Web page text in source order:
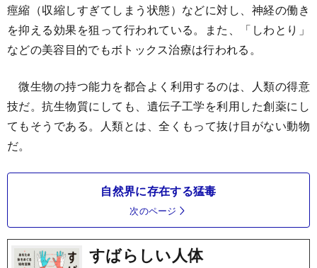
痙縮（収縮しすぎてしまう状態）などに対し、神経の働き
を抑える効果を狙って行われている。また、「しわとり」
などの美容目的でもボトックス治療は行われる。
微生物の持つ能力を都合よく利用するのは、人類の得意
技だ。抗生物質にしても、遺伝子工学を利用した創薬にし
てもそうである。人類とは、全くもって抜け目がない動物
だ。
自然界に存在する猛毒
次のページ
すばらしい人体